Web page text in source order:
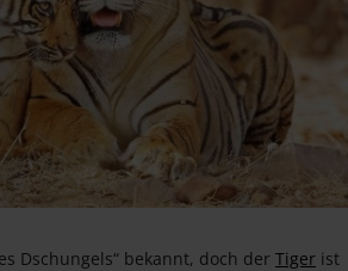
Dschungels“ bekannt, doch der Tiger ist